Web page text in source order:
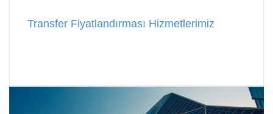
Transfer Fiyatlandırması Hizmetlerimiz